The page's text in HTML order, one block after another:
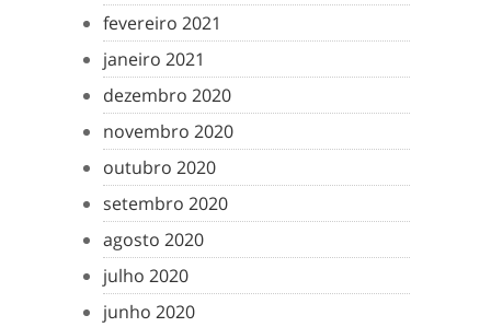
fevereiro 2021
janeiro 2021
dezembro 2020
novembro 2020
outubro 2020
setembro 2020
agosto 2020
julho 2020
junho 2020